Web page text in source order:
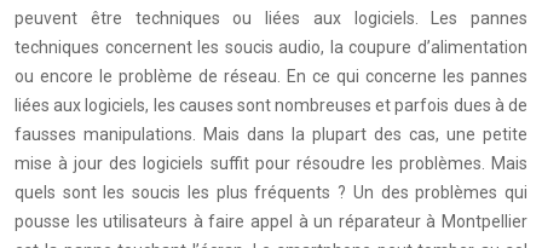
peuvent être techniques ou liées aux logiciels. Les pannes
techniques concernent les soucis audio, la coupure d’alimentation
ou encore le problème de réseau. En ce qui concerne les pannes
liées aux logiciels, les causes sont nombreuses et parfois dues à de
fausses manipulations. Mais dans la plupart des cas, une petite
mise à jour des logiciels suffit pour résoudre les problèmes. Mais
quels sont les soucis les plus fréquents ? Un des problèmes qui
pousse les utilisateurs à faire appel à un réparateur à Montpellier